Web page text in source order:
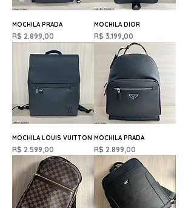
MOCHILA PRADA
Preço
R$ 2.899,00
MOCHILA DIOR
Preço
R$ 3.199,00
MOCHILA LOUIS VUITTON
Preço
R$ 2.599,00
MOCHILA PRADA
Preço
R$ 2.899,00